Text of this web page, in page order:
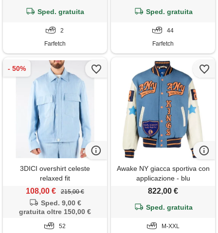
Sped. gratuita
2
Farfetch
Sped. gratuita
44
Farfetch
3DICI overshirt celeste
relaxed fit
108,00 € 215,00 €
Sped. 9,00 €
gratuita oltre 150,00 €
52
Awake NY giacca sportiva con
applicazione - blu
822,00 €
Sped. gratuita
M-XXL